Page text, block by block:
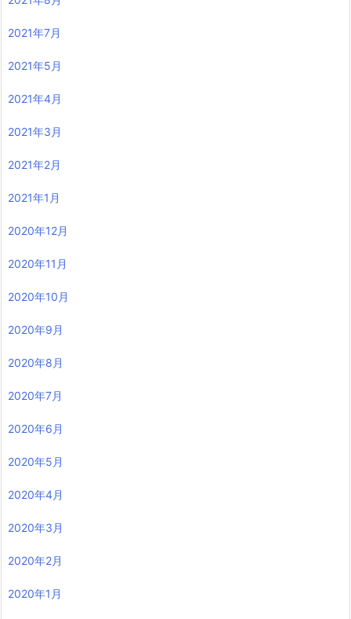
2021年7月
2021年5月
2021年4月
2021年3月
2021年2月
2021年1月
2020年12月
2020年11月
2020年10月
2020年9月
2020年8月
2020年7月
2020年6月
2020年5月
2020年4月
2020年3月
2020年2月
2020年1月